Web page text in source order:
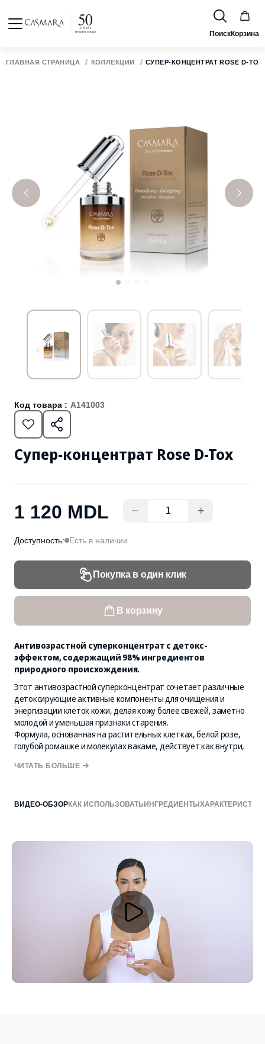
ПоискКорзина
ГЛАВНАЯ СТРАНИЦА КОЛЛЕКЦИИ CУПЕР-КОНЦЕНТРАТ ROSE D-TOX
Код товара : A141003
Cупер-концентрат Rose D-Tox
1 120 MDL − +
Доступность: Есть в наличии
Покупка в один клик
В корзину
Антивозрастной суперконцентрат с детокс-
эффектом, содержащий 98% ингредиентов
природного происхождения.
Этот антивозрастной суперконцентрат сочетает различные
детоксирующие активные компоненты для очищения и
энергизации клеток кожи, делая кожу более свежей, заметно
молодой и уменьшая признаки старения.
Формула, основанная на растительных клетках, белой розе,
голубой ромашке и молекулах вакаме, действует как внутри,
уровень энергии и продлевая их жизненный цикл.
WAKAME
ЧИТАТЬ БОЛЬШЕ
ВИДЕО-ОБЗОРКАК ИСПОЛЬЗОВАТЬИНГРЕДИЕНТЫ